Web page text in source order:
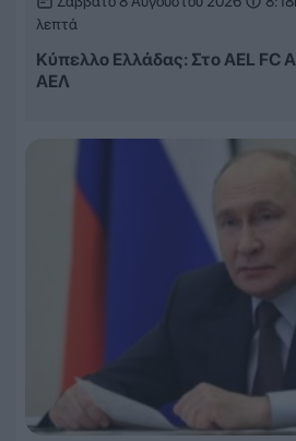
λεπτά
Κύπελλο Ελλάδας: Στο AEL FC
ΑΕΛ